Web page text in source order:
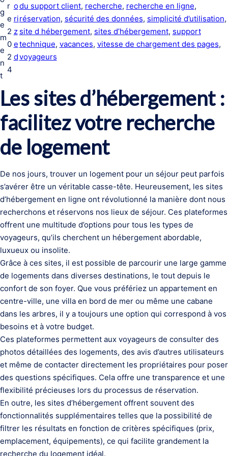
g
e
m
e
n
t
r
e
2
0
2
4
o
ri
z
e
d
du support client, recherche, recherche en ligne
réservation, sécurité des données, simplicité d’utilisation
site d hébergement, sites d’hébergement, support
technique, vacances, vitesse de chargement des pages
voyageurs
Les sites d’hébergement :
facilitez votre recherche
de logement
De nos jours, trouver un logement pour un séjour peut parfois
s’avérer être un véritable casse-tête. Heureusement, les sites
d’hébergement en ligne ont révolutionné la manière dont nous
recherchons et réservons nos lieux de séjour. Ces plateformes
offrent une multitude d’options pour tous les types de
voyageurs, qu’ils cherchent un hébergement abordable,
luxueux ou insolite.
Grâce à ces sites, il est possible de parcourir une large gamme
de logements dans diverses destinations, le tout depuis le
confort de son foyer. Que vous préfériez un appartement en
centre-ville, une villa en bord de mer ou même une cabane
dans les arbres, il y a toujours une option qui correspond à vos
besoins et à votre budget.
Ces plateformes permettent aux voyageurs de consulter des
photos détaillées des logements, des avis d’autres utilisateurs
et même de contacter directement les propriétaires pour poser
des questions spécifiques. Cela offre une transparence et une
flexibilité précieuses lors du processus de réservation.
En outre, les sites d’hébergement offrent souvent des
fonctionnalités supplémentaires telles que la possibilité de
filtrer les résultats en fonction de critères spécifiques (prix,
emplacement, équipements), ce qui facilite grandement la
recherche du logement idéal.